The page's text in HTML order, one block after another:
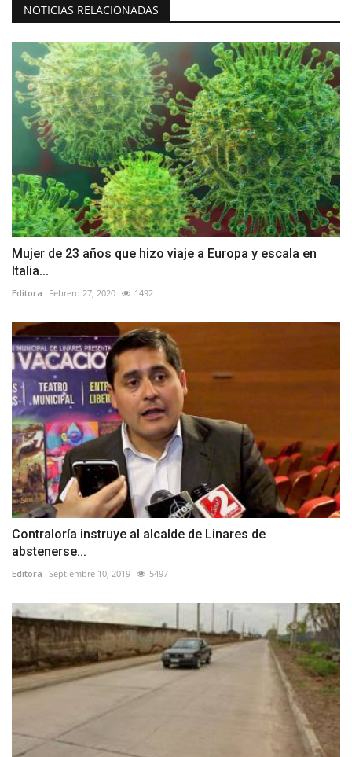
NOTICIAS RELACIONADAS
Mujer de 23 años que hizo viaje a Europa y escala en
Italia...
Editora Febrero 27, 2020 1492
Contraloría instruye al alcalde de Linares de
abstenerse...
Editora Septiembre 10, 2019 5497